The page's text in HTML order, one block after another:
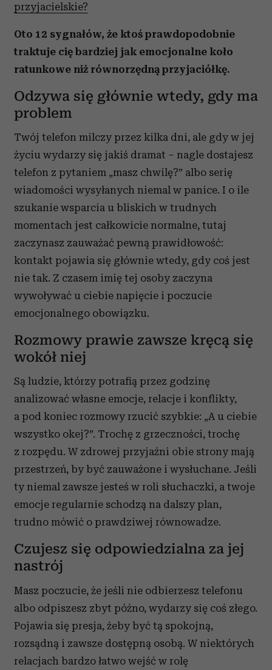
przyjacielskie?
Oto 12 sygnałów, że ktoś prawdopodobnie
traktuje cię bardziej jak emocjonalne koło
ratunkowe niż równorzędną przyjaciółkę.
Odzywa się głównie wtedy, gdy ma
problem
Twój telefon milczy przez kilka dni, ale gdy w jej
życiu wydarzy się jakiś dramat – nagle dostajesz
telefon z pytaniem „masz chwilę?” albo serię
wiadomości wysyłanych niemal w panice. I o ile
szukanie wsparcia u bliskich w trudnych
momentach jest całkowicie normalne, tutaj
zaczynasz zauważać pewną prawidłowość:
kontakt pojawia się głównie wtedy, gdy coś jest
nie tak. Z czasem imię tej osoby zaczyna
wywoływać u ciebie napięcie i poczucie
emocjonalnego obowiązku.
Rozmowy prawie zawsze kręcą się
wokół niej
Są ludzie, którzy potrafią przez godzinę
analizować własne emocje, relacje i konflikty,
a pod koniec rozmowy rzucić szybkie: „A u ciebie
wszystko okej?”. Trochę z grzeczności, trochę
z rozpędu. W zdrowej przyjaźni obie strony mają
przestrzeń, by być zauważone i wysłuchane. Jeśli
ty niemal zawsze jesteś w roli słuchaczki, a twoje
emocje regularnie schodzą na dalszy plan,
trudno mówić o prawdziwej równowadze.
Czujesz się odpowiedzialna za jej
nastrój
Masz poczucie, że jeśli nie odbierzesz telefonu
albo odpiszesz zbyt późno, wydarzy się coś złego.
Pojawia się presja, żeby być tą spokojną,
rozsądną i zawsze dostępną osobą. W niektórych
relacjach bardzo łatwo wejść w rolę